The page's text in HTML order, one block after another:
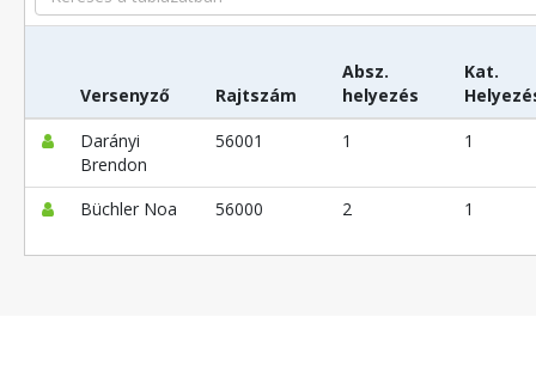
Versenyző Rajtszám
Absz.
helyezés
Kat.
Darányi
Brendon
56001 1 1
Büchler Noa 56000 2 1